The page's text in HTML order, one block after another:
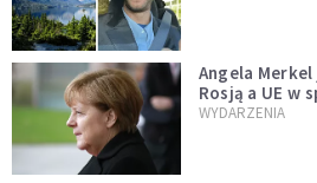
Angela
Rosją a UE w
WYDARZENIA